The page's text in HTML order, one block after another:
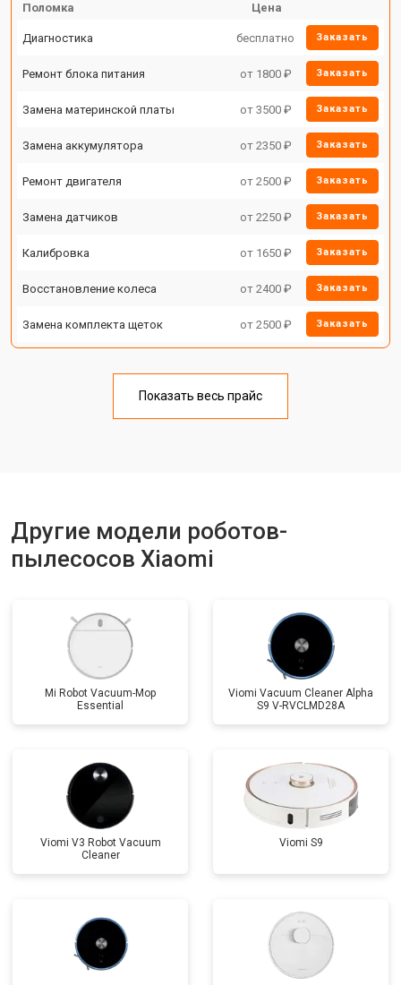
Поломка Цена
Диагностика бесплатно Заказать
Ремонт блока питания от 1800 ₽ Заказать
Замена материнской платы от 3500 ₽ Заказать
Замена аккумулятора от 2350 ₽ Заказать
Ремонт двигателя от 2500 ₽ Заказать
Замена датчиков от 2250 ₽ Заказать
Калибровка от 1650 ₽ Заказать
Восстановление колеса от 2400 ₽ Заказать
Замена комплекта щеток от 2500 ₽ Заказать
Показать весь прайс
Другие модели роботов-
пылесосов Xiaomi
Mi Robot Vacuum-Mop
Essential
Viomi Vacuum Cleaner Alpha
S9 V-RVCLMD28A
Viomi V3 Robot Vacuum
Cleaner
Viomi S9